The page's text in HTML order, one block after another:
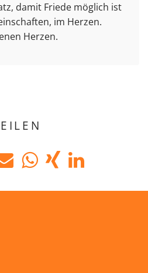
damit Friede möglich ist
im Herzen.
Herzen.